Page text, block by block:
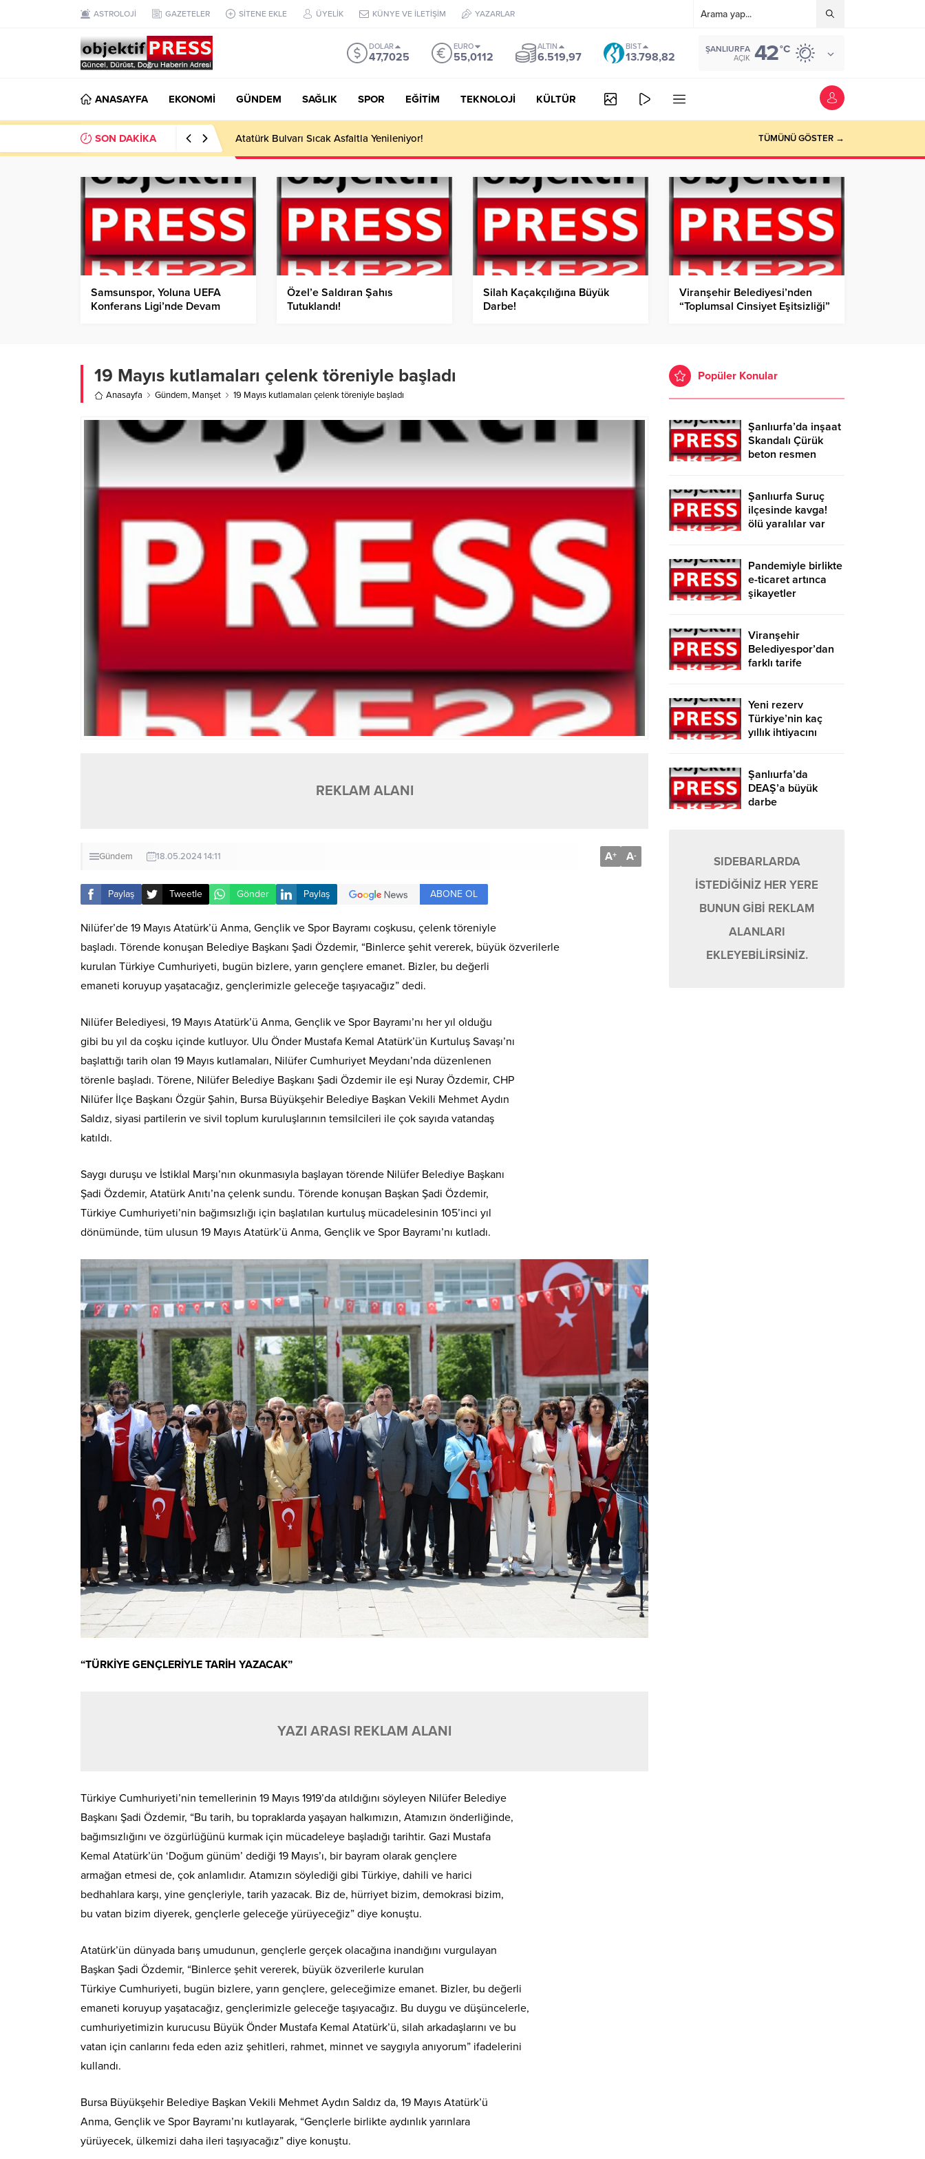
ASTROLOJİ GAZETELER SİTENE EKLE ÜYELİK KÜNYE VE İLETİŞİM YAZARLAR
DOLAR
47,7025
EURO
55,0112
ALTIN
6.519,97
BIST
13.798,82
ŞANLIURFA
AÇIK 42°C
ANASAYFA EKONOMİ GÜNDEM SAĞLIK SPOR EĞİTİM TEKNOLOJİ KÜLTÜR
SON DAKİKA Temmuzda IPARD III Kapsamında 634,3 Milyon Lira Hibe Ödemesi Yapıldı! TÜMÜNÜ GÖSTER →
Samsunspor, Yoluna UEFA
Konferans Ligi’nde Devam
Özel’e Saldıran Şahıs
Tutuklandı!
Silah Kaçakçılığına Büyük
Darbe!
Viranşehir Belediyesi’nden
“Toplumsal Cinsiyet Eşitsizliği”
19 Mayıs kutlamaları çelenk töreniyle başladı
Anasayfa Gündem, Manşet 19 Mayıs kutlamaları çelenk töreniyle başladı
REKLAM ALANI
Gündem 18.05.2024 14:11 A+ A-
Paylaş Tweetle Gönder Paylaş ABONE OL
Nilüfer’de 19 Mayıs Atatürk’ü Anma, Gençlik ve Spor Bayramı coşkusu, çelenk töreniyle
başladı. Törende konuşan Belediye Başkanı Şadi Özdemir, “Binlerce şehit vererek, büyük özverilerle
kurulan Türkiye Cumhuriyeti, bugün bizlere, yarın gençlere emanet. Bizler, bu değerli
emaneti koruyup yaşatacağız, gençlerimizle geleceğe taşıyacağız” dedi.
Nilüfer Belediyesi, 19 Mayıs Atatürk’ü Anma, Gençlik ve Spor Bayramı’nı her yıl olduğu
gibi bu yıl da coşku içinde kutluyor. Ulu Önder Mustafa Kemal Atatürk’ün Kurtuluş Savaşı’nı
başlattığı tarih olan 19 Mayıs kutlamaları, Nilüfer Cumhuriyet Meydanı’nda düzenlenen
törenle başladı. Törene, Nilüfer Belediye Başkanı Şadi Özdemir ile eşi Nuray Özdemir, CHP
Nilüfer İlçe Başkanı Özgür Şahin, Bursa Büyükşehir Belediye Başkan Vekili Mehmet Aydın
Saldız, siyasi partilerin ve sivil toplum kuruluşlarının temsilcileri ile çok sayıda vatandaş
katıldı.
Saygı duruşu ve İstiklal Marşı’nın okunmasıyla başlayan törende Nilüfer Belediye Başkanı
Şadi Özdemir, Atatürk Anıtı’na çelenk sundu. Törende konuşan Başkan Şadi Özdemir,
Türkiye Cumhuriyeti’nin bağımsızlığı için başlatılan kurtuluş mücadelesinin 105’inci yıl
dönümünde, tüm ulusun 19 Mayıs Atatürk’ü Anma, Gençlik ve Spor Bayramı’nı kutladı.
“TÜRKİYE GENÇLERİYLE TARİH YAZACAK”
YAZI ARASI REKLAM ALANI
Türkiye Cumhuriyeti’nin temellerinin 19 Mayıs 1919’da atıldığını söyleyen Nilüfer Belediye
Başkanı Şadi Özdemir, “Bu tarih, bu topraklarda yaşayan halkımızın, Atamızın önderliğinde,
bağımsızlığını ve özgürlüğünü kurmak için mücadeleye başladığı tarihtir. Gazi Mustafa
Kemal Atatürk’ün ‘Doğum günüm’ dediği 19 Mayıs’ı, bir bayram olarak gençlere
armağan etmesi de, çok anlamlıdır. Atamızın söylediği gibi Türkiye, dahili ve harici
bedhahlara karşı, yine gençleriyle, tarih yazacak. Biz de, hürriyet bizim, demokrasi bizim,
bu vatan bizim diyerek, gençlerle geleceğe yürüyeceğiz” diye konuştu.
Atatürk’ün dünyada barış umudunun, gençlerle gerçek olacağına inandığını vurgulayan
Başkan Şadi Özdemir, “Binlerce şehit vererek, büyük özverilerle kurulan
Türkiye Cumhuriyeti, bugün bizlere, yarın gençlere, geleceğimize emanet. Bizler, bu değerli
emaneti koruyup yaşatacağız, gençlerimizle geleceğe taşıyacağız. Bu duygu ve düşüncelerle,
cumhuriyetimizin kurucusu Büyük Önder Mustafa Kemal Atatürk’ü, silah arkadaşlarını ve bu
vatan için canlarını feda eden aziz şehitleri, rahmet, minnet ve saygıyla anıyorum” ifadelerini
kullandı.
Bursa Büyükşehir Belediye Başkan Vekili Mehmet Aydın Saldız da, 19 Mayıs Atatürk’ü
Anma, Gençlik ve Spor Bayramı’nı kutlayarak, “Gençlerle birlikte aydınlık yarınlara
yürüyecek, ülkemizi daha ileri taşıyacağız” diye konuştu.
Popüler Konular
Şanlıurfa’da inşaat
Skandalı Çürük
beton resmen
Şanlıurfa Suruç
ilçesinde kavga!
ölü yaralılar var
Pandemiyle birlikte
e-ticaret artınca
şikayetler
Viranşehir
Belediyespor’dan
farklı tarife
Yeni rezerv
Türkiye’nin kaç
yıllık ihtiyacını
Şanlıurfa’da
DEAŞ’a büyük
darbe
SIDEBARLARDA
İSTEDİĞİNİZ HER YERE
BUNUN GİBİ REKLAM
ALANLARI
EKLEYEBİLİRSİNİZ.